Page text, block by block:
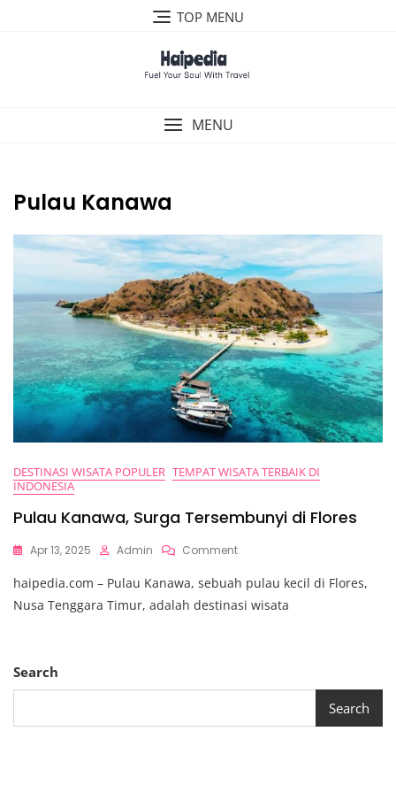
TOP MENU
MENU
Pulau Kanawa
DESTINASI WISATA POPULER TEMPAT WISATA TERBAIK DI
INDONESIA
Pulau Kanawa, Surga Tersembunyi di Flores
Apr 13, 2025 Admin CommentOn
Kanawa,
Surga
haipedia.com – Pulau Kanawa, sebuah pulau kecil di Flores,
Nusa Tenggara Timur, adalah destinasi wisata
Search
Search